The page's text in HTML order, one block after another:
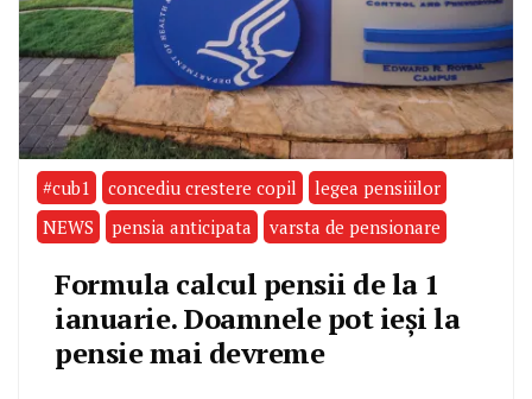
#cub1 concediu crestere copil
legea pensiiilor
NEWS
pensia anticipata varsta de pensionare
Formula calcul pensii de la 1
ianuarie. Doamnele pot ieși la
pensie mai devreme